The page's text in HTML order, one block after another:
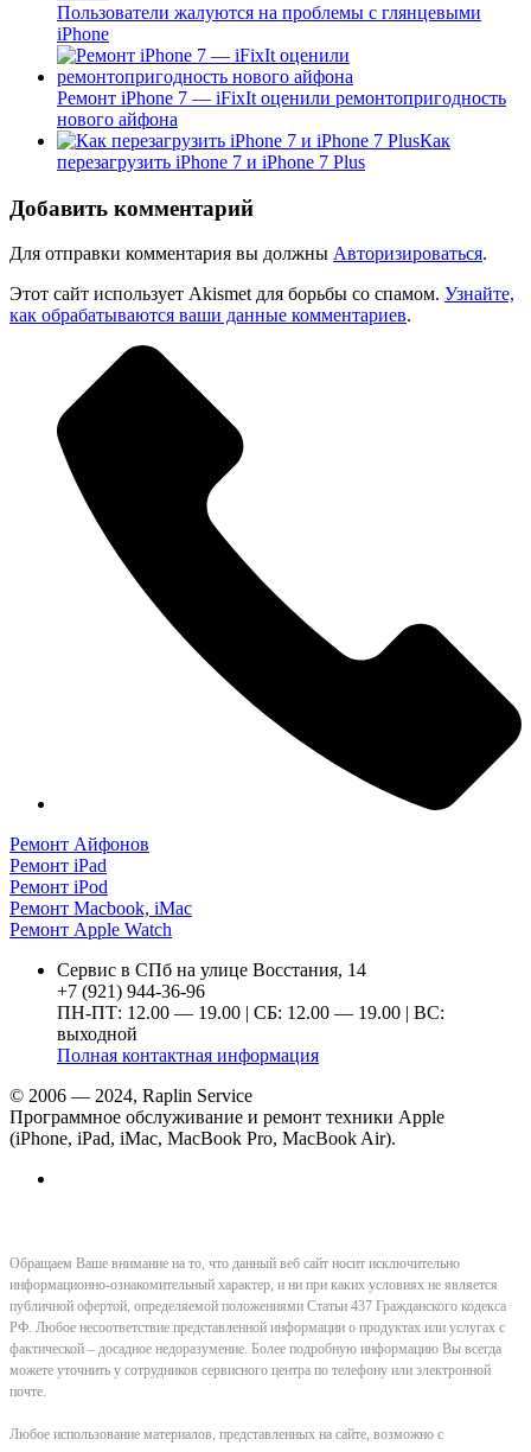
Пользователи жалуются на проблемы с глянцевыми
iPhone
Ремонт iPhone 7 — iFixIt оценили ремонтопригодность
нового айфона
Как
перезагрузить iPhone 7 и iPhone 7 Plus
Добавить комментарий
Для отправки комментария вы должны Авторизироваться.
Этот сайт использует Akismet для борьбы со спамом. Узнайте,
как обрабатываются ваши данные комментариев.
Ремонт Айфонов
Ремонт iPad
Ремонт iPod
Ремонт Macbook, iMac
Ремонт Apple Watch
Сервис в СПб на улице Восстания, 14
+7 (921) 944-36-96
ПН-ПТ: 12.00 — 19.00 | СБ: 12.00 — 19.00 | ВС:
выходной
Полная контактная информация
© 2006 — 2024, Raplin Service
Программное обслуживание и ремонт техники Apple
(iPhone, iPad, iMac, MacBook Pro, MacBook Air).
Обращаем Ваше внимание на то, что данный веб сайт носит исключительно
информационно-ознакомительный характер, и ни при каких условиях не является
публичной офертой, определяемой положениями Статьи 437 Гражданского кодекса
РФ. Любое несоответствие представленной информации о продуктах или услугах с
фактической – досадное недоразумение. Более подробную информацию Вы всегда
можете уточнить у сотрудников сервисного центра по телефону или электронной
почте.
Любое использование материалов, представленных на сайте, возможно с